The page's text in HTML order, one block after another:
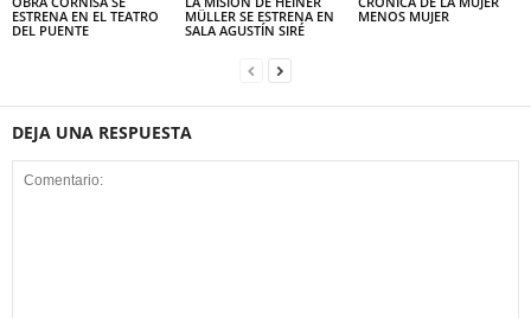
ESTRENA EN EL TEATRO
DEL PUENTE
MÜLLER SE ESTRENA EN
SALA AGUSTÍN SIRÉ
MENOS MUJER
DEJA UNA RESPUESTA